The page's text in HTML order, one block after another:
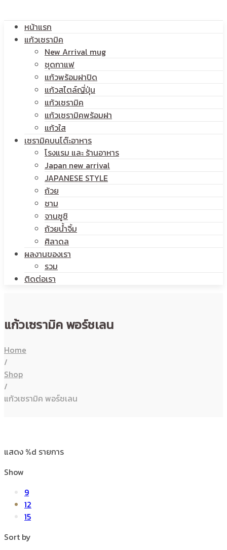
หน้าแรก
แก้วเซรามิค
New Arrival mug
ชุดกาแฟ
แก้วพร้อมฝาปิด
แก้วสไตล์ญี่ปุ่น
แก้วเซรามิค
แก้วเซรามิคพร้อมฝา
แก้วใส
เซรามิคบนโต๊ะอาหาร
โรงแรม และ ร้านอาหาร
Japan new arrival
JAPANESE STYLE
ถ้วย
ชาม
จานซูชิ
ถ้วยน้ำจิ้ม
ศิลาดล
ผลงานของเรา
รวม
ติดต่อเรา
แก้วเซรามิค พอร์ชเลน
Home
/
Shop
/
แก้วเซรามิค พอร์ชเลน
แสดง %d รายการ
Show
9
12
15
Sort by